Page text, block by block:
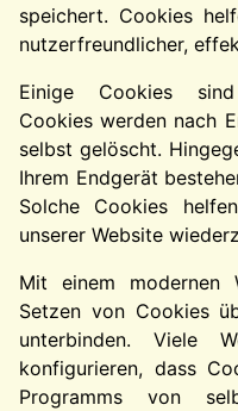
speichert. Cookies
nutzerfreundlicher,
Einige Cookies sind
Cookies werden nach
selbst gelöscht.
Ihrem Endgerät
Solche Cookies
unserer Website
Mit einem modernen
Setzen von Cookies
unterbinden. Viele
konfigurieren, dass
Programms von